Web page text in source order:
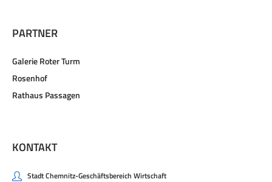
PARTNER
Galerie Roter Turm
Rosenhof
Rathaus Passagen
KONTAKT
Stadt Chemnitz-Geschäftsbereich Wirtschaft